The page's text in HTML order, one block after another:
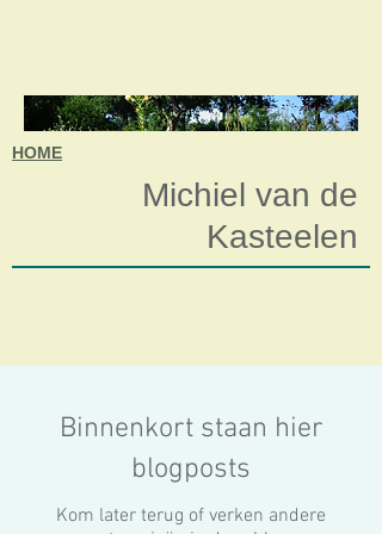
HOME
Michiel van de
Kasteelen
Binnenkort staan hier
blogposts
Kom later terug of verken andere